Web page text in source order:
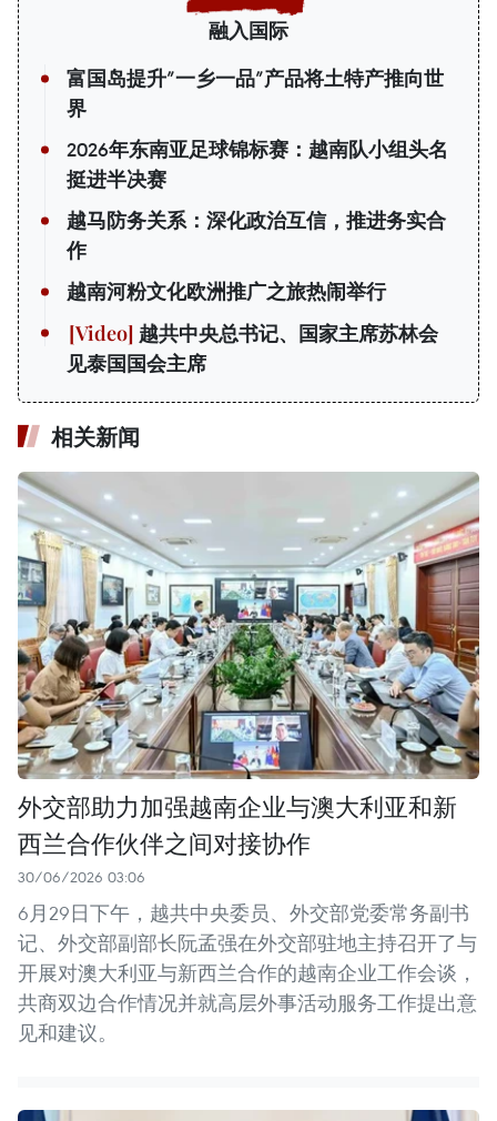
融入国际
富国岛提升”一乡一品”产品将土特产推向世
界
2026年东南亚足球锦标赛：越南队小组头名
挺进半决赛
越马防务关系：深化政治互信，推进务实合
作
越南河粉文化欧洲推广之旅热闹举行
越共中央总书记、国家主席苏林会
见泰国国会主席
相关新闻
外交部助力加强越南企业与澳大利亚和新
西兰合作伙伴之间对接协作
30/06/2026 03:06
6月29日下午，越共中央委员、外交部党委常务副书
记、外交部副部长阮孟强在外交部驻地主持召开了与
开展对澳大利亚与新西兰合作的越南企业工作会谈，
共商双边合作情况并就高层外事活动服务工作提出意
见和建议。